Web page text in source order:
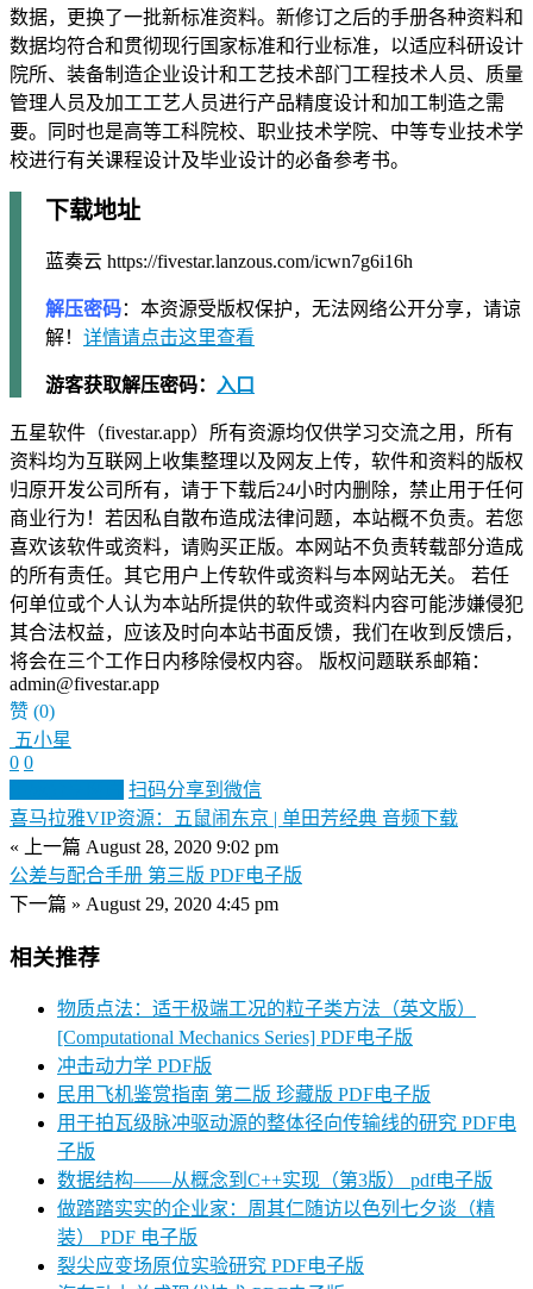
数据，更换了一批新标准资料。新修订之后的手册各种资料和
数据均符合和贯彻现行国家标准和行业标准，以适应科研设计
院所、装备制造企业设计和工艺技术部门工程技术人员、质量
管理人员及加工工艺人员进行产品精度设计和加工制造之需
要。同时也是高等工科院校、职业技术学院、中等专业技术学
校进行有关课程设计及毕业设计的必备参考书。
下载地址
蓝奏云 https://fivestar.lanzous.com/icwn7g6i16h
解压密码：本资源受版权保护，无法网络公开分享，请谅
解！ 详情请点击这里查看
游客获取解压密码： 入口
五星软件（fivestar.app）所有资源均仅供学习交流之用，所有
资料均为互联网上收集整理以及网友上传，软件和资料的版权
归原开发公司所有，请于下载后24小时内删除，禁止用于任何
商业行为！若因私自散布造成法律问题，本站概不负责。若您
喜欢该软件或资料，请购买正版。本网站不负责转载部分造成
的所有责任。其它用户上传软件或资料与本网站无关。 若任
何单位或个人认为本站所提供的软件或资料内容可能涉嫌侵犯
其合法权益，应该及时向本站书面反馈，我们在收到反馈后，
将会在三个工作日内移除侵权内容。 版权问题联系邮箱：
admin@fivestar.app
赞 (0)
五小星
0 0
扫码分享到微信
喜马拉雅VIP资源：五鼠闹东京 | 单田芳经典 音频下载
« 上一篇 August 28, 2020 9:02 pm
公差与配合手册 第三版 PDF电子版
下一篇 » August 29, 2020 4:45 pm
相关推荐
物质点法：适于极端工况的粒子类方法（英文版）
[Computational Mechanics Series] PDF电子版
冲击动力学 PDF版
民用飞机鉴赏指南 第二版 珍藏版 PDF电子版
用于拍瓦级脉冲驱动源的整体径向传输线的研究 PDF电
子版
数据结构——从概念到C++实现（第3版） pdf电子版
做踏踏实实的企业家：周其仁随访以色列七夕谈（精
装） PDF 电子版
裂尖应变场原位实验研究 PDF电子版